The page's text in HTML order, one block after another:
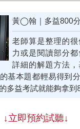
黃◯翰｜多益800分
老師算是整理的
力或是閱讀部分
詳細的解題方法
基本題都輕易得到
多益考試就能夠拿到
↓立即預約試聽↓